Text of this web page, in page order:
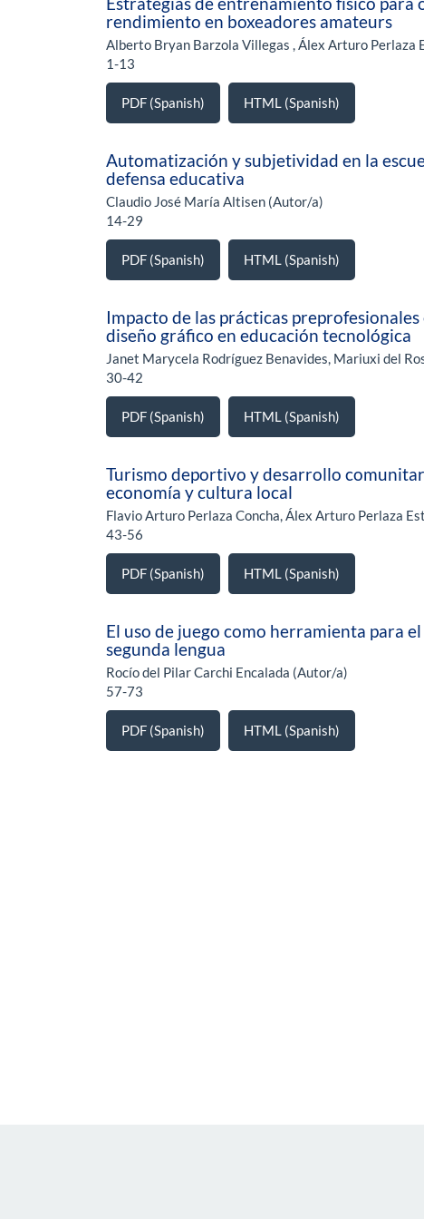
rendimiento en boxeadores amateurs
Alberto Bryan Barzola Villegas , Álex Arturo Perlaza
1-13
PDF (Spanish) HTML (Spanish)
Automatización y subjetividad en la
defensa educativa
Claudio José María Altisen (Autor/a)
14-29
PDF (Spanish) HTML (Spanish)
Impacto de las prácticas
diseño gráfico en educación tecnológica
Janet Marycela Rodríguez Benavides, Mariuxi del
30-42
PDF (Spanish) HTML (Spanish)
Turismo deportivo y desarrollo
economía y cultura local
Flavio Arturo Perlaza Concha, Álex Arturo Perlaza
43-56
PDF (Spanish) HTML (Spanish)
El uso de juego como herramienta para
segunda lengua
Rocío del Pilar Carchi Encalada (Autor/a)
57-73
PDF (Spanish) HTML (Spanish)